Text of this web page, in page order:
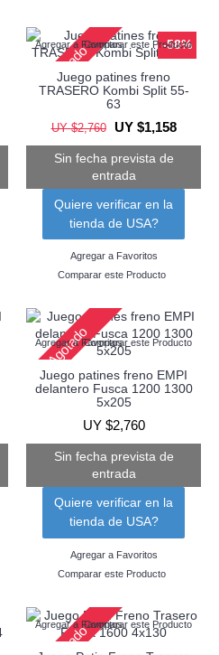
-58%
Agotado
Agregar a FavoritosComparar este Producto
Juego patines freno
TRASERO Kombi Split 55-
63
UY $2,760 UY $1,158
Sin fecha prevista de
entrada
Quiere verificar en la
tienda de USA?
Agregar a Favoritos
Comparar este Producto
Agotado
Agregar a FavoritosComparar este Producto
Juego patines freno EMPI
delantero Fusca 1200 1300
5x205
UY $2,760
Sin fecha prevista de
entrada
Quiere verificar en la
tienda de USA?
Agregar a Favoritos
Comparar este Producto
Agotado
Agregar a FavoritosComparar este Producto